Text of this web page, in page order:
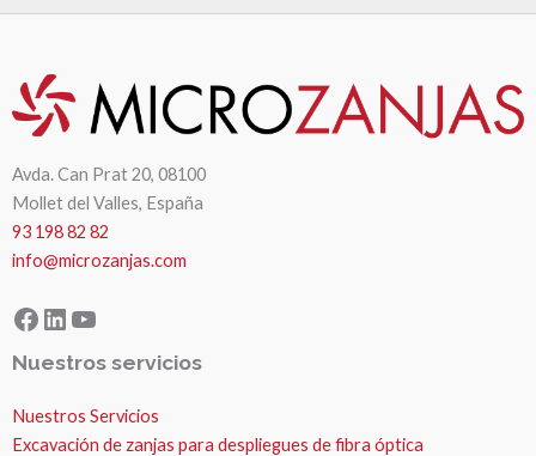
Avda. Can Prat 20, 08100
Mollet del Valles, España
93 198 82 82
info@microzanjas.com
Facebook
LinkedIn
YouTube
Nuestros servicios
Nuestros Servicios
Excavación de zanjas para despliegues de fibra óptica